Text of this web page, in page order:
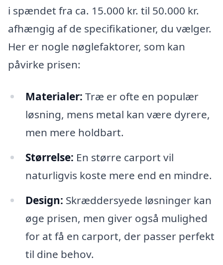
i spændet fra ca. 15.000 kr. til 50.000 kr.
afhængig af de specifikationer, du vælger.
Her er nogle nøglefaktorer, som kan
påvirke prisen:
Materialer: Træ er ofte en populær
løsning, mens metal kan være dyrere,
men mere holdbart.
Størrelse: En større carport vil
naturligvis koste mere end en mindre.
Design: Skræddersyede løsninger kan
øge prisen, men giver også mulighed
for at få en carport, der passer perfekt
til dine behov.